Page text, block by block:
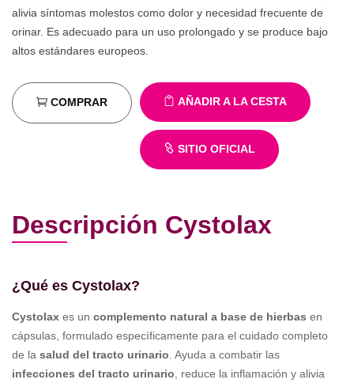
alivia síntomas molestos como dolor y necesidad frecuente de
orinar. Es adecuado para un uso prolongado y se produce bajo
altos estándares europeos.
AÑADIR A LA CESTA
COMPRAR
SITIO OFICIAL
Descripción Cystolax
¿Qué es Cystolax?
Cystolax es un complemento natural a base de hierbas en
cápsulas, formulado específicamente para el cuidado completo
de la salud del tracto urinario . Ayuda a combatir las
infecciones del tracto urinario , reduce la inflamación y alivia